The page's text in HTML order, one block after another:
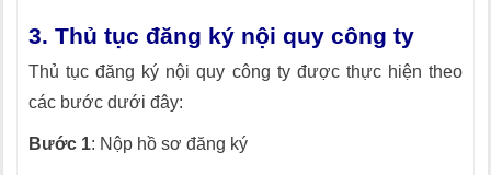
3. Thủ tục đăng ký nội quy công ty
Thủ tục đăng ký nội quy công ty được thực hiện theo
các bước dưới đây:
Bước 1: Nộp hồ sơ đăng ký